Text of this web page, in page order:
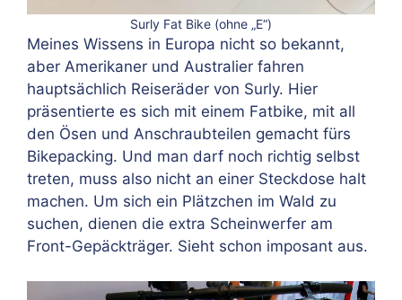
Surly Fat Bike (ohne „E“)
Meines Wissens in Europa nicht so bekannt,
aber Amerikaner und Australier fahren
hauptsächlich Reiseräder von Surly. Hier
präsentierte es sich mit einem Fatbike, mit all
den Ösen und Anschraubteilen gemacht fürs
Bikepacking. Und man darf noch richtig selbst
treten, muss also nicht an einer Steckdose halt
machen. Um sich ein Plätzchen im Wald zu
suchen, dienen die extra Scheinwerfer am
Front-Gepäckträger. Sieht schon imposant aus.